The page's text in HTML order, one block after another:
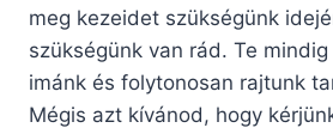
meg kezeidet szükségünk
szükségünk van rád. Te
imánk és folytonosan rajtunk
Mégis azt kívánod, hogy